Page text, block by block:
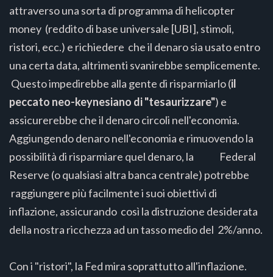
attraverso una sorta di programma di helicopter
money (reddito di base universale [UBI], stimoli,
ristori, ecc.) e richiedere che il denaro sia usato entro
una certa data, altrimenti svanirebbe semplicemente.
Questo impedirebbe alla gente di risparmiarlo (il
peccato neo-keynesiano di "tesaurizzare") e
assicurerebbe che il denaro circoli nell'economia.
Aggiungendo denaro nell'economia e rimuovendo la
possibilità di risparmiare quel denaro, la Federal
Reserve (o qualsiasi altra banca centrale) potrebbe
raggiungere più facilmente i suoi obiettivi di
inflazione, assicurando così la distruzione desiderata
della nostra ricchezza ad un tasso medio del 2%/anno.
Con i "ristori", la Fed mira soprattutto all'inflazione.